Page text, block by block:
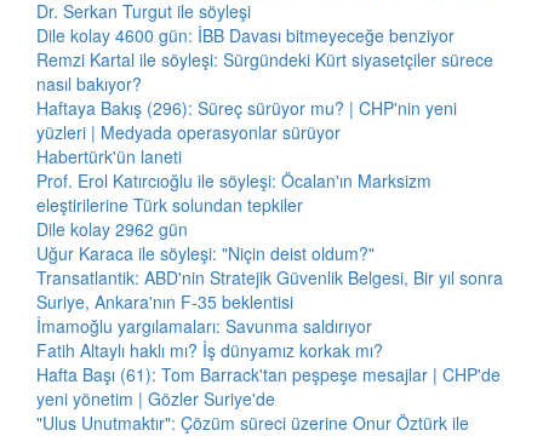
Dr. Serkan Turgut ile söyleşi
Dile kolay 4600 gün: İBB Davası bitmeyeceğe benziyor
Remzi Kartal ile söyleşi: Sürgündeki Kürt siyasetçiler sürece
nasıl bakıyor?
Haftaya Bakış (296): Süreç sürüyor mu? | CHP'nin yeni
yüzleri | Medyada operasyonlar sürüyor
Habertürk'ün laneti
Prof. Erol Katırcıoğlu ile söyleşi: Öcalan'ın Marksizm
eleştirilerine Türk solundan tepkiler
Dile kolay 2962 gün
Uğur Karaca ile söyleşi: "Niçin deist oldum?"
Transatlantik: ABD'nin Stratejik Güvenlik Belgesi, Bir yıl sonra
Suriye, Ankara'nın F-35 beklentisi
İmamoğlu yargılamaları: Savunma saldırıyor
Fatih Altaylı haklı mı? İş dünyamız korkak mı?
Hafta Başı (61): Tom Barrack'tan peşpeşe mesajlar | CHP'de
yeni yönetim | Gözler Suriye'de
"Ulus Unutmaktır": Çözüm süreci üzerine Onur Öztürk ile